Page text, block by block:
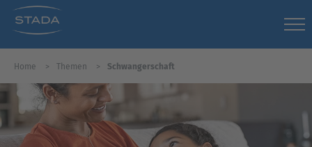
Home Themen Schwangerschaft